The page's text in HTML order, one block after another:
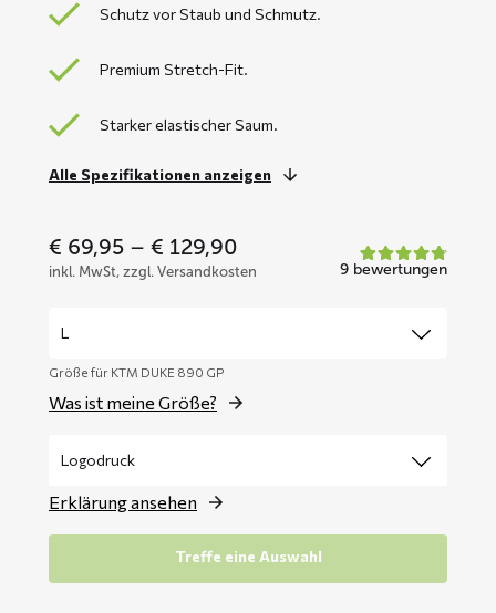
Schutz vor Staub und Schmutz.
Premium Stretch-Fit.
Starker elastischer Saum.
Alle Spezifikationen anzeigen
€ 69,95 – € 129,90
range:
inkl. MwSt, zzgl. Versandkosten 9 bewertungen
Größe für KTM DUKE 890 GP
Was ist meine Größe?
Erklärung ansehen
Treffe eine Auswahl